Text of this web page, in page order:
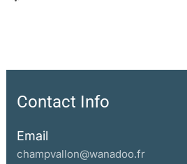
Contact Info
Email
champvallon@wanadoo.fr